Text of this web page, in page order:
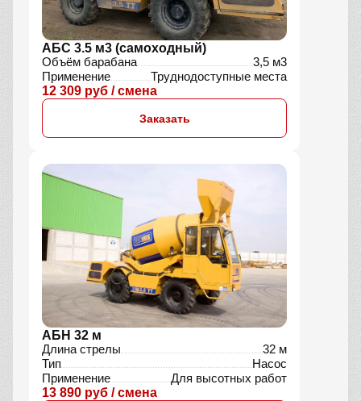
АБС 3.5 м3 (самоходный)
Объём барабана
3,5 м3
Применение
Труднодоступные места
12 309 руб / смена
Заказать
АБН 32 м
Длина стрелы
32 м
Тип
Насос
Применение
Для высотных работ
13 890 руб / смена